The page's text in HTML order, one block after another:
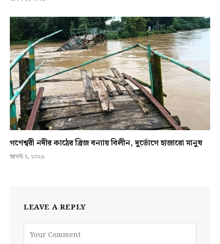
গণেশ্বরী নদীর কাঠের ব্রিজ বন্যায় বিলীন, দুর্ভোগে হাজারো মানুষ
আগস্ট ৭, ২০২৬
LEAVE A REPLY